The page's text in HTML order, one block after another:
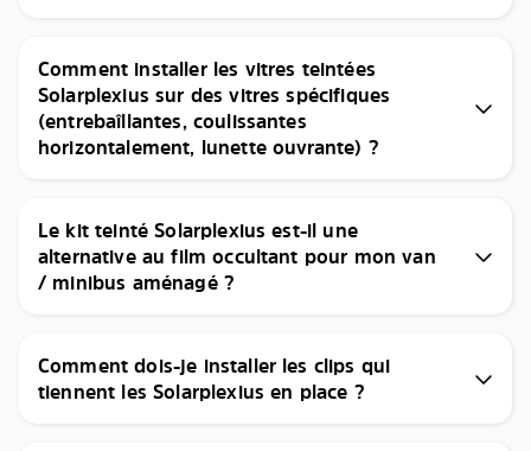
Comment installer les vitres teintées
Solarplexius sur des vitres spécifiques
(entrebaîllantes, coulissantes
horizontalement, lunette ouvrante) ?
Le kit teinté Solarplexius est-il une
alternative au film occultant pour mon van
/ minibus aménagé ?
Comment dois-je installer les clips qui
tiennent les Solarplexius en place ?